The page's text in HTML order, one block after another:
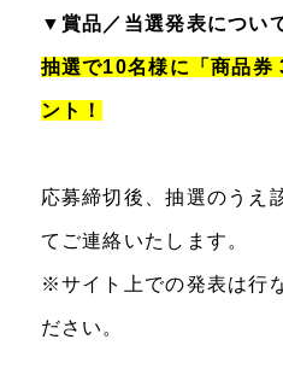
▼賞品／当選発表につい
抽選で10名様に「商品券
ント！
応募締切後、抽選のうえ
てご連絡いたします。
※サイト上での発表は行
ださい。